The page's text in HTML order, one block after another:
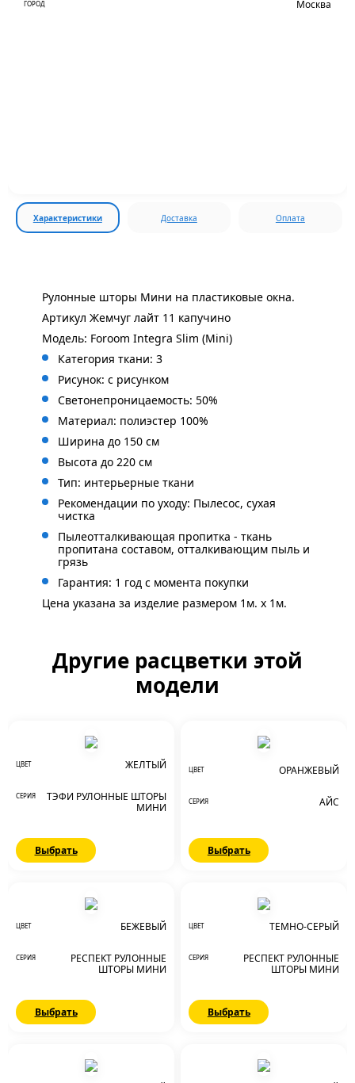
ГОРОД Москва
Характеристики Доставка Оплата
Рулонные шторы Мини на пластиковые окна.
Артикул Жемчуг лайт 11 капучино
Модель: Foroom Integra Slim (Mini)
Категория ткани: 3
Рисунок: с рисунком
Светонепроницаемость: 50%
Материал: полиэстер 100%
Ширина до 150 см
Высота до 220 см
Тип: интерьерные ткани
Рекомендации по уходу: Пылесос, сухая
чистка
Пылеотталкивающая пропитка - ткань
пропитана составом, отталкивающим пыль и
грязь
Гарантия: 1 год с момента покупки
Цена указана за изделие размером 1м. x 1м.
Другие расцветки этой
модели
ЦВЕТ ЖЕЛТЫЙ
СЕРИЯ
ТЭФИ РУЛОННЫЕ ШТОРЫ
МИНИ
Выбрать
ЦВЕТ ОРАНЖЕВЫЙ
СЕРИЯ АЙС
Выбрать
ЦВЕТ БЕЖЕВЫЙ
СЕРИЯ
РЕСПЕКТ РУЛОННЫЕ
ШТОРЫ МИНИ
Выбрать
ЦВЕТ ТЕМНО-СЕРЫЙ
СЕРИЯ
РЕСПЕКТ РУЛОННЫЕ
ШТОРЫ МИНИ
Выбрать